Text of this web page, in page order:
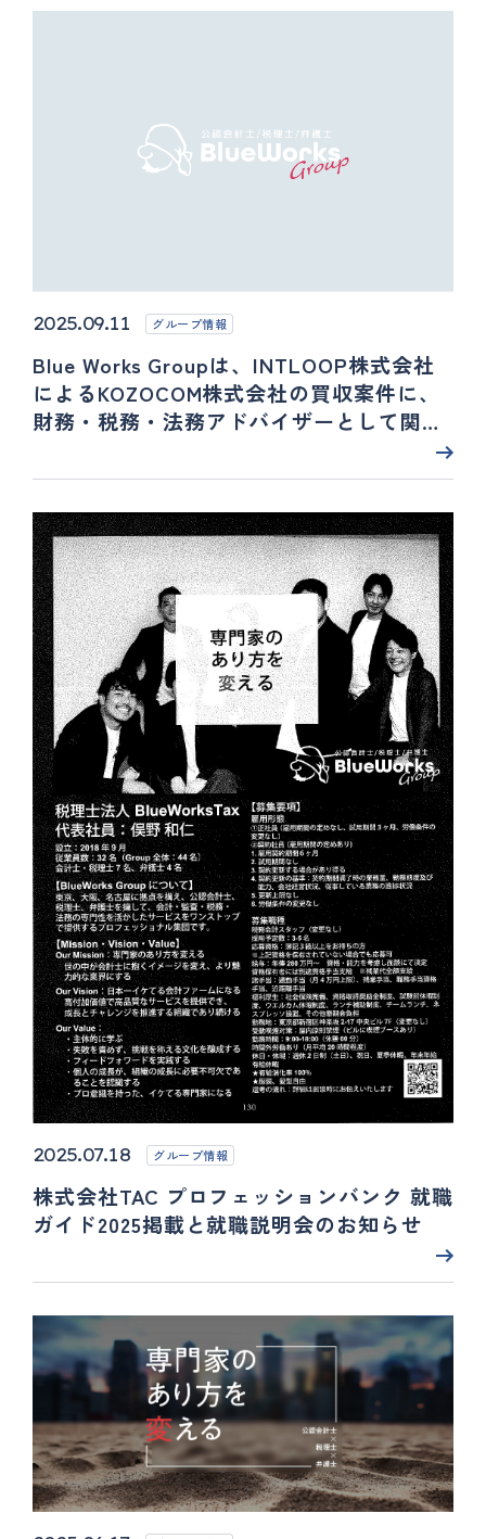
2025.09.11 グループ情報
Blue Works Groupは、INTLOOP株式会社
によるKOZOCOM株式会社の買収案件に、
財務・税務・法務アドバイザーとして関与
2025.07.18 グループ情報
株式会社TAC プロフェッションバンク 就職
ガイド2025掲載と就職説明会のお知らせ